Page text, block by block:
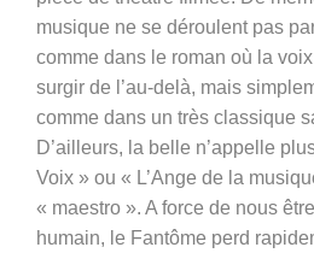
musique ne se déroulent pas
comme dans le roman où la
surgir de l’au-delà, mais
comme dans un très classique
D’ailleurs, la belle n’appelle
Voix » ou « L’Ange de la
« maestro ». A force de nous
humain, le Fantôme perd